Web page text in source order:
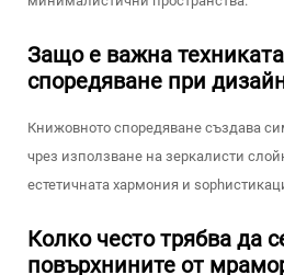
Защо е важна
споредяване при
Книжовното споредяване създава
чрез използване на зеркалисти
естетичната хармония и
Колко често трябва да
повърхнините от